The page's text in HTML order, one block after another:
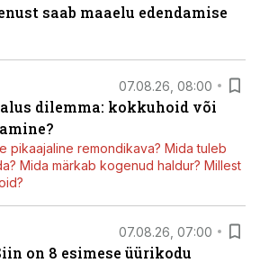
saab maaelu edendamise
07.08.26, 08:00
dilemma: kokkuhoid või
pikaajaline remondikava? Mida tuleb
Mida märkab kogenud haldur? Millest
07.08.26, 07:00
on 8 esimese üürikodu